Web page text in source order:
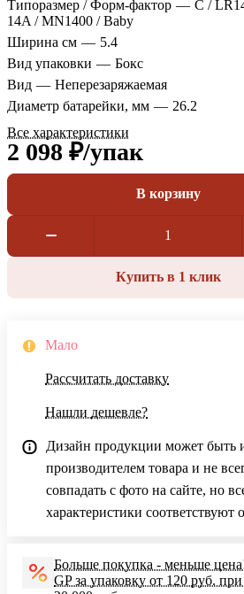
Типоразмер / Форм-фактор — C /
14A / MN1400 / Baby
Ширина см — 5.4
Вид упаковки — Бокс
Вид — Неперезаряжаемая
Диаметр батарейки, мм — 26.2
Все характеристики
2 098 ₽/упак
В корзину
Купить в 1 клик
Мало
Рассчитать доставку
Нашли дешевле?
Дизайн продукции может быть
производителем товара и не
совпадать с фото на сайте, но
характеристики соответствуют
Больше покупка - меньше
GP за упаковку от 120 руб. при